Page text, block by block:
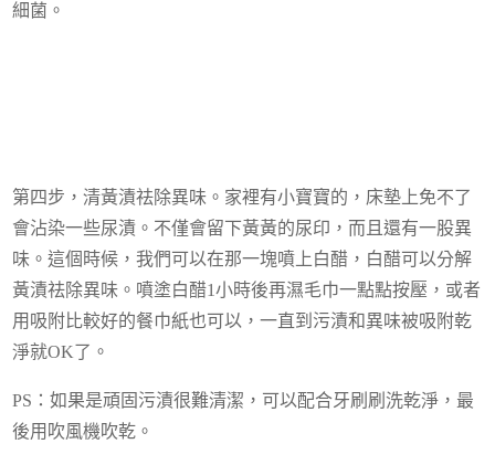
細菌。
第四步，清黃漬祛除異味。家裡有小寶寶的，床墊上免不了
會沾染一些尿漬。不僅會留下黃黃的尿印，而且還有一股異
味。這個時候，我們可以在那一塊噴上白醋，白醋可以分解
黃漬祛除異味。噴塗白醋1小時後再濕毛巾一點點按壓，或者
用吸附比較好的餐巾紙也可以，一直到污漬和異味被吸附乾
淨就OK了。
PS：如果是頑固污漬很難清潔，可以配合牙刷刷洗乾淨，最
後用吹風機吹乾。